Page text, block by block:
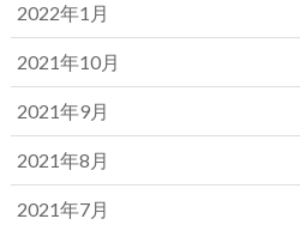
2022年1月
2021年10月
2021年9月
2021年8月
2021年7月